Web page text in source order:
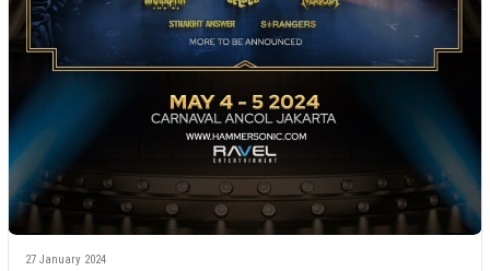
27 January 2024